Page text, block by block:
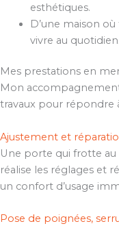
esthétiques.
D’une maison
vivre au quotidien.
Mes prestations en
Mon
travaux pour répondre
Ajustement et
Une porte qui frotte au
réalise les réglages et
un confort d’usage
Pose de poignées,